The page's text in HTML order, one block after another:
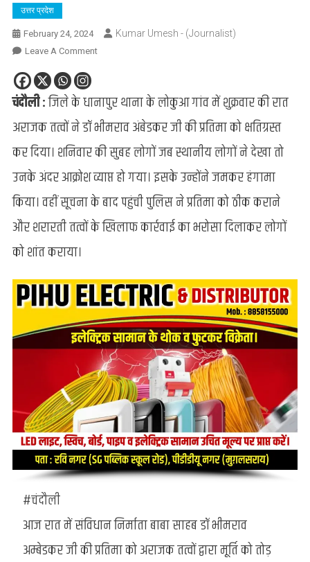
उत्तर प्रदेश
February 24, 2024 Kumar Umesh - (Journalist)
Leave A CommentOn
अराजक
ने
डॉ
बीआर
अम्बेडकर
प्रतिमा
की
आक्रोश
व्याप्त
चंदौली :जिले के धानापुर थाना के लोकुआ गांव में शुक्रवार की रात
अराजक तत्वों ने डॉ भीमराव अंबेडकर जी की प्रतिमा को क्षतिग्रस्त
कर दिया। शनिवार की सुबह लोगों जब स्थानीय लोगों ने देखा तो
उनके अंदर आक्रोश व्याप्त हो गया। इसके उन्होंने जमकर हंगामा
किया। वहीं सूचना के बाद पहुंची पुलिस ने प्रतिमा को ठीक कराने
और शरारती तत्वों के खिलाफ कार्रवाई का भरोसा दिलाकर लोगों
को शांत कराया।
#चंदौली
आज रात में संविधान निर्माता बाबा साहब डॉ भीमराव
अम्बेडकर जी की प्रतिमा को अराजक तत्वों द्वारा मूर्ति को तोड़